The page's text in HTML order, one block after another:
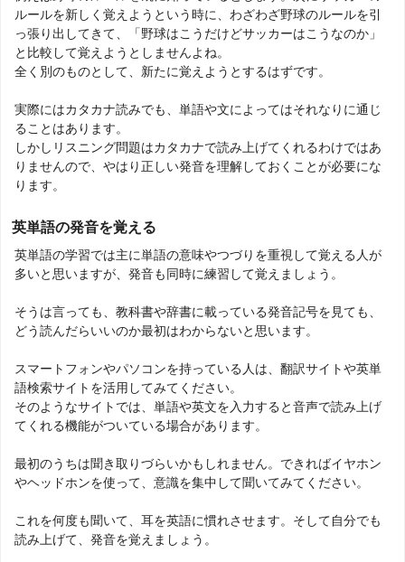
ルールを新しく覚えようという時に、わざわざ野球のルールを引
っ張り出してきて、「野球はこうだけどサッカーはこうなのか」
と比較して覚えようとしませんよね。
全く別のものとして、新たに覚えようとするはずです。
実際にはカタカナ読みでも、単語や文によってはそれなりに通じ
ることはあります。
しかしリスニング問題はカタカナで読み上げてくれるわけではあ
りませんので、やはり正しい発音を理解しておくことが必要にな
ります。
英単語の発音を覚える
英単語の学習では主に単語の意味やつづりを重視して覚える人が
多いと思いますが、発音も同時に練習して覚えましょう。
そうは言っても、教科書や辞書に載っている発音記号を見ても、
どう読んだらいいのか最初はわからないと思います。
スマートフォンやパソコンを持っている人は、翻訳サイトや英単
語検索サイトを活用してみてください。
そのようなサイトでは、単語や英文を入力すると音声で読み上げ
てくれる機能がついている場合があります。
最初のうちは聞き取りづらいかもしれません。できればイヤホン
やヘッドホンを使って、意識を集中して聞いてみてください。
これを何度も聞いて、耳を英語に慣れさせます。そして自分でも
読み上げて、発音を覚えましょう。